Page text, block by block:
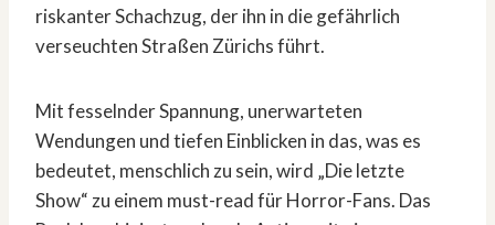
riskanter Schachzug, der ihn in die gefährlich
verseuchten Straßen Zürichs führt.
Mit fesselnder Spannung, unerwarteten
Wendungen und tiefen Einblicken in das, was es
bedeutet, menschlich zu sein, wird „Die letzte
Show“ zu einem must-read für Horror-Fans. Das